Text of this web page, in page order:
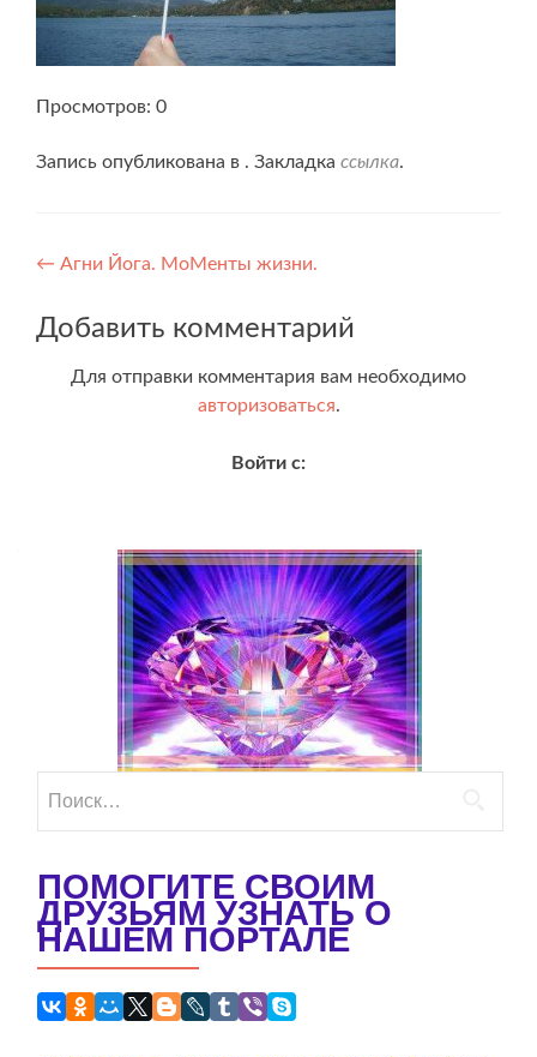
Просмотров: 0
Запись опубликована в . Закладка ссылка.
Навигация
по
записям
← Агни Йога. МоМенты жизни.
Добавить комментарий
Для отправки комментария вам необходимо
авторизоваться.
Войти с:
ПОМОГИТЕ СВОИМ
ДРУЗЬЯМ УЗНАТЬ О
НАШЕМ ПОРТАЛЕ